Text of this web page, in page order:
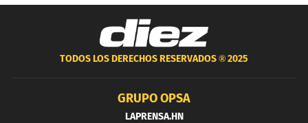
TODOS LOS DERECHOS RESERVADOS ®2025
GRUPO OPSA
LAPRENSA.HN